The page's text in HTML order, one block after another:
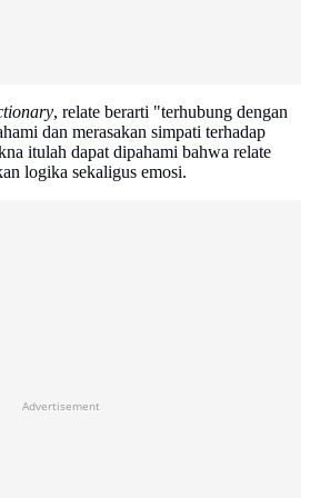
, relate berarti "terhubung dengan
dan merasakan simpati terhadap
itulah dapat dipahami bahwa relate
logika sekaligus emosi.
Advertisement